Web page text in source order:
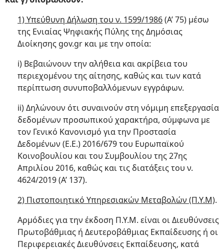
1) Υπεύθυνη Δήλωση του ν. 1599/1986(Α’ 75) μέσω
της Ενιαίας Ψηφιακής Πύλης της Δημόσιας
Διοίκησης gov.gr και με την οποία:
i) Βεβαιώνουν την αλήθεια και ακρίβεια του
περιεχομένου της αίτησης, καθώς και των κατά
περίπτωση συνυποβαλλόμενων εγγράφων.
ii) Δηλώνουν ότι συναινούν στη νόμιμη επεξεργασία
δεδομένων προσωπικού χαρακτήρα, σύμφωνα με
τον Γενικό Κανονισμό για την Προστασία
Δεδομένων (Ε.Ε.) 2016/679 του Ευρωπαϊκού
Κοινοβουλίου και του Συμβουλίου της 27ης
Απριλίου 2016, καθώς και τις διατάξεις του ν.
4624/2019 (Α’ 137).
2) Πιστοποιητικό Υπηρεσιακών Μεταβολών (Π.Υ.Μ).
Αρμόδιες για την έκδοση Π.Υ.Μ. είναι οι Διευθύνσεις
Πρωτοβάθμιας ή Δευτεροβάθμιας Εκπαίδευσης ή οι
Περιφερειακές Διευθύνσεις Εκπαίδευσης, κατά